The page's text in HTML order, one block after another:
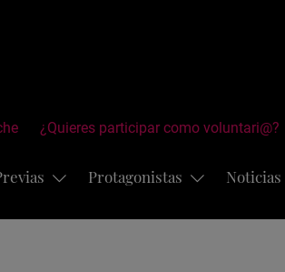
¿Quieres participar como voluntari@?
Protagonistas Noticias